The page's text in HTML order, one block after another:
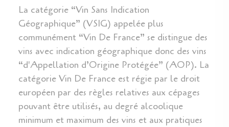
La catégorie “Vin Sans Indication
Géographique” (VSIG) appelée plus
communément “Vin De France” se distingue des
vins avec indication géographique donc des vins
“d'Appellation d’Origine Protégée” (AOP). La
catégorie Vin De France est régie par le droit
européen par des règles relatives aux cépages
pouvant être utilisés, au degré alcoolique
minimum et maximum des vins et aux pratiques